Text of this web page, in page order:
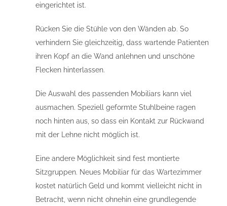
eingerichtet ist.
Rücken Sie die Stühle von den Wänden ab. So
verhindern Sie gleichzeitig, dass wartende Patienten
ihren Kopf an die Wand anlehnen und unschöne
Flecken hinterlassen.
Die Auswahl des passenden Mobiliars kann viel
ausmachen. Speziell geformte Stuhlbeine ragen
noch hinten aus, so dass ein Kontakt zur Rückwand
mit der Lehne nicht möglich ist.
Eine andere Möglichkeit sind fest montierte
Sitzgruppen. Neues Mobiliar für das Wartezimmer
kostet natürlich Geld und kommt vielleicht nicht in
Betracht, wenn nicht ohnehin eine grundlegende